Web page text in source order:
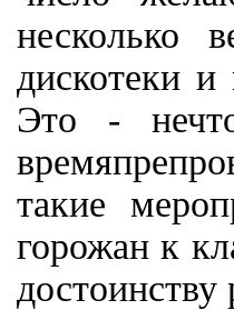
несколько
дискотеки
Это -
такие
горожан к
достоинству